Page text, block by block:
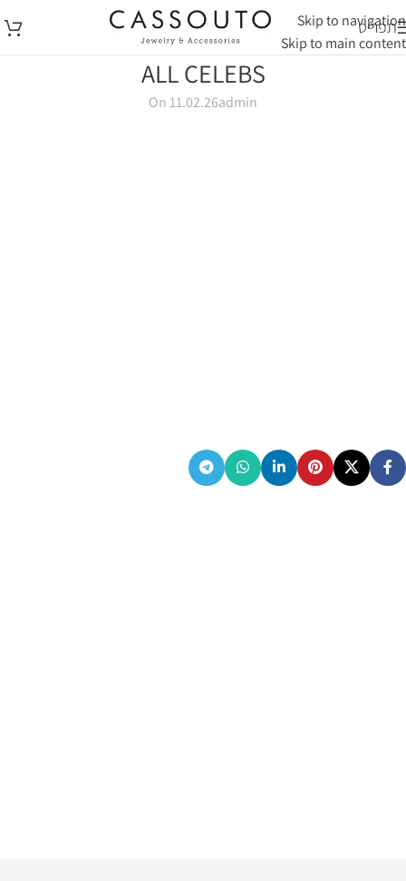
Skip to navigation
Skip to main content
תפריט
ALL CELEBS
admin
On 11.02.26